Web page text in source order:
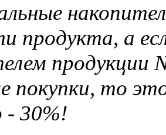
продукта, а
продукции
покупки, то
- 30%!